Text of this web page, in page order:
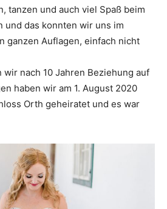
tanzen und auch viel Spaß beim
und das konnten wir uns im
ganzen Auflagen, einfach nicht
nach 10 Jahren Beziehung auf
haben wir am 1. August 2020
Orth geheiratet und es war